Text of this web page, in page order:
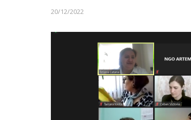
20/12/2022